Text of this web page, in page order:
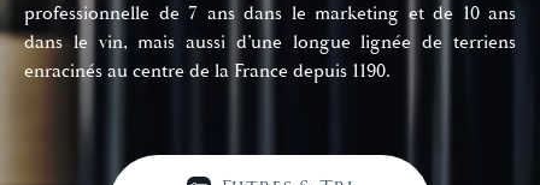
professionnelle de 7 ans dans le marketing et de 10 ans
dans le vin, mais aussi d’une longue lignée de terriens
enracinés au centre de la France depuis 1190.